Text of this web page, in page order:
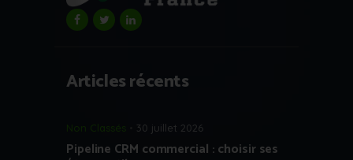
Articles récents
Non Classés 30 juillet 2026
Pipeline CRM commercial : choisir ses